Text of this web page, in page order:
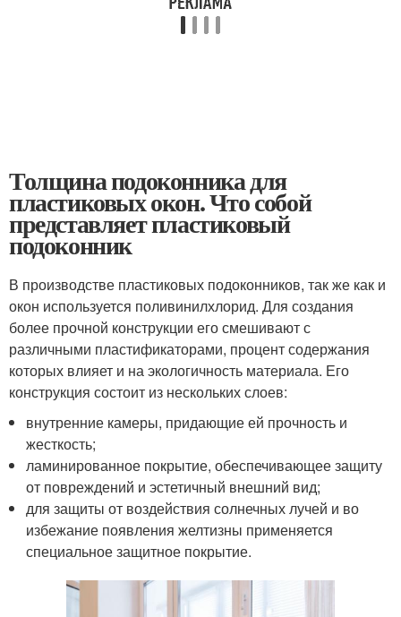
Толщина подоконника для
пластиковых окон. Что собой
представляет пластиковый
подоконник
В производстве пластиковых подоконников, так же как и
окон используется поливинилхлорид. Для создания
более прочной конструкции его смешивают с
различными пластификаторами, процент содержания
которых влияет и на экологичность материала. Его
конструкция состоит из нескольких слоев:
внутренние камеры, придающие ей прочность и
жесткость;
ламинированное покрытие, обеспечивающее защиту
от повреждений и эстетичный внешний вид;
для защиты от воздействия солнечных лучей и во
избежание появления желтизны применяется
специальное защитное покрытие.